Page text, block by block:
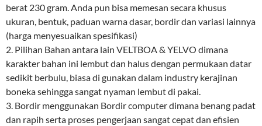
berat 230 gram. Anda pun bisa memesan secara khusus
ukuran, bentuk, paduan warna dasar, bordir dan variasi lainnya
(harga menyesuaikan spesifikasi)
2. Pilihan Bahan antara lain VELTBOA & YELVO dimana
karakter bahan ini lembut dan halus dengan permukaan datar
sedikit berbulu, biasa di gunakan dalam industry kerajinan
boneka sehingga sangat nyaman lembut di pakai.
3. Bordir menggunakan Bordir computer dimana benang padat
dan rapih serta proses pengerjaan sangat cepat dan efisien